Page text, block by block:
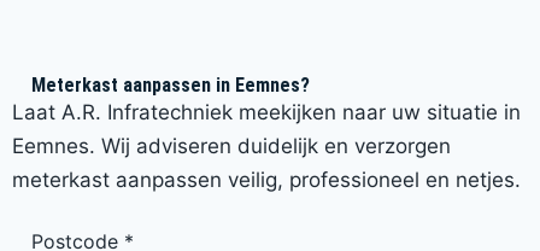
Meterkast aanpassen in Eemnes?
Laat A.R. Infratechniek meekijken naar uw situatie in
Eemnes. Wij adviseren duidelijk en verzorgen
meterkast aanpassen veilig, professioneel en netjes.
Postcode *